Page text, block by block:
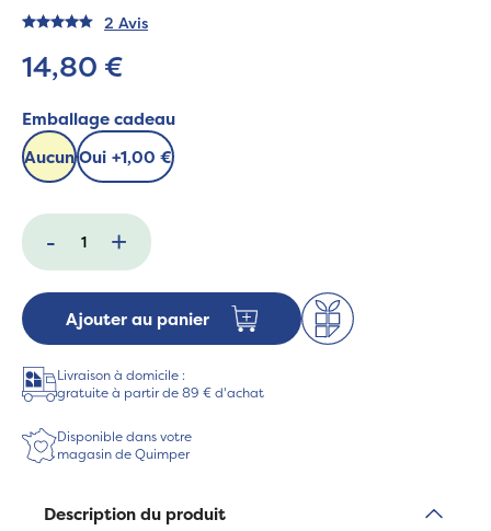
2 Avis
14,80 €
Emballage cadeau
AucunOui +1,00 €
- +
Ajouter au panier
Livraison à domicile :
gratuite à partir de 89 € d'achat
Disponible dans votre
magasin de Quimper
Description du produit